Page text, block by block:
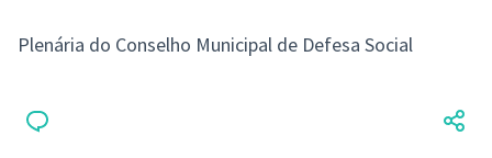
Plenária do Conselho Municipal de Defesa Social